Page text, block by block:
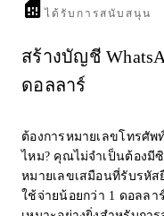
ได้รับการสนับสนุน
สร้างบัญชี
ดอลลาร์
ต้องการหมายเลขโทรศัพ
ไหม? คุณไม่จำเป็นต้องมีซิ
หมายเลขเสมือนที่รับรหัส
ใช้จ่ายน้อยกว่า 1 ดอลลา